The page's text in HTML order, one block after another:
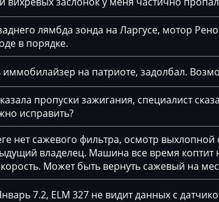
Bosch MED17.5.26
Bosch MED9.5.x
BOSCH MG1CA811
Delphi DCM3.7
Delphi DCM6.2
DSG Temic
лямбда зонда на Ларгусе, мотор
в порядке.
иммобилайзер на патриоте, задолбал.
пропуски зажигания, специалист
исправить?
нет сажевого фильтра, осмотр выхлопной
владелец. Машина все время коптит
Может быть вернуть сажевый на
7.2, ELM 327 не видит данных с